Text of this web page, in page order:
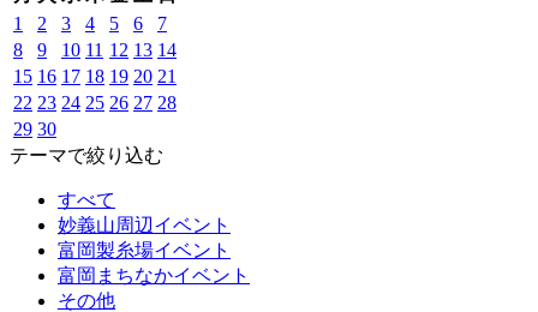
1
2 3 4 5 6
7
8
9 10 11 12 13 14
15 16 17 18 19 20 21
22 23 24 25 26 27 28
29 30
テーマで絞り込む
すべて
妙義山周辺イベント
富岡製糸場イベント
富岡まちなかイベント
その他